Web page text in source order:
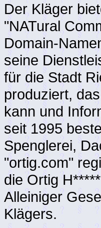
Der Kläger
"NATural
Domain-
seine
für die Stadt
produziert,
kann und
seit 1995
Spenglerei,
"ortig.com"
die Ortig
Alleiniger
Klägers.